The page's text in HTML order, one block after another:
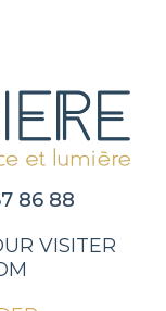
86 88
VISITER